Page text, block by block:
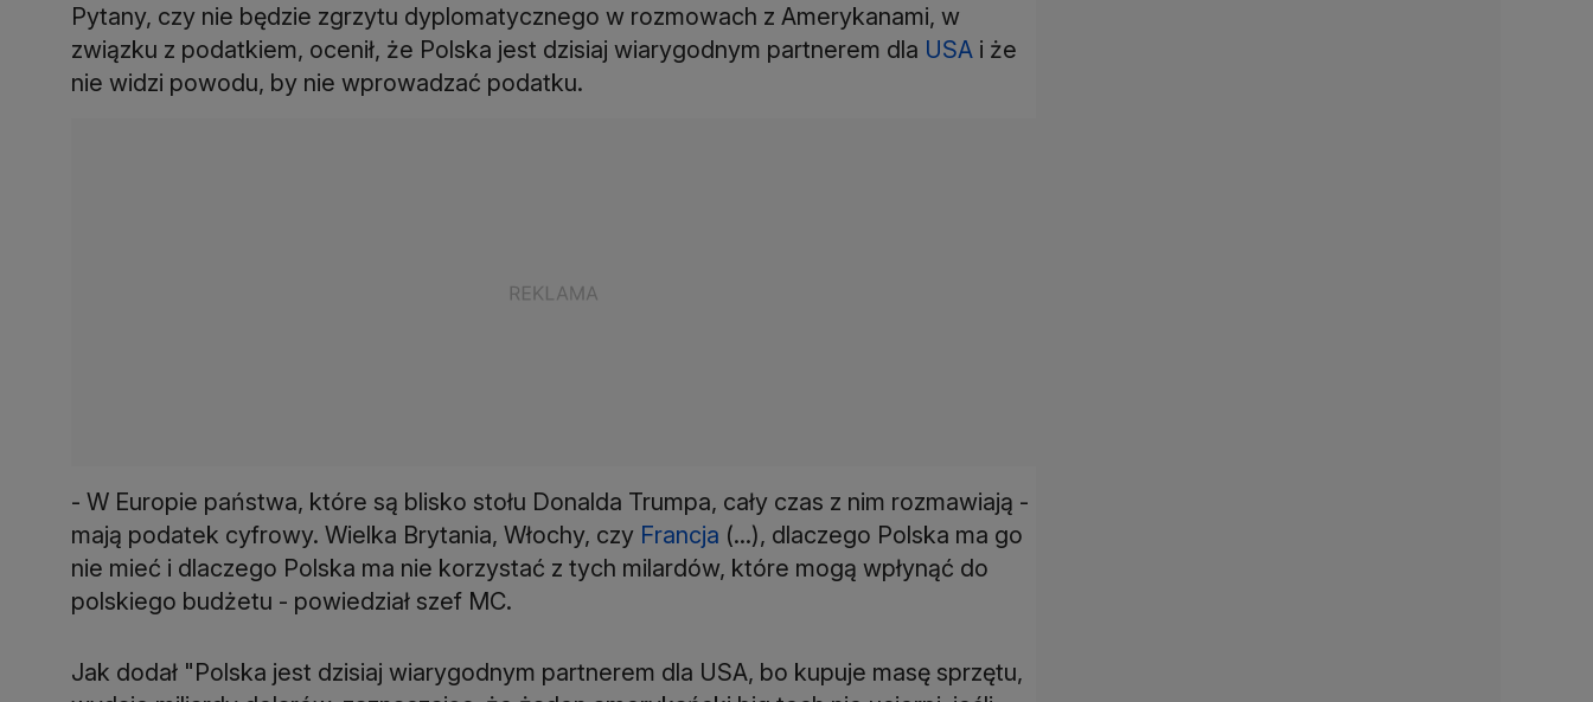
Pytany, czy nie będzie zgrzytu dyplomatycznego w rozmowach z Amerykanami, w
związku z podatkiem, ocenił, że Polska jest dzisiaj wiarygodnym partnerem dla USA i że
nie widzi powodu, by nie wprowadzać podatku.
- W Europie państwa, które są blisko stołu Donalda Trumpa, cały czas z nim rozmawiają -
mają podatek cyfrowy. Wielka Brytania, Włochy, czy Francja (...), dlaczego Polska ma go
nie mieć i dlaczego Polska ma nie korzystać z tych milardów, które mogą wpłynąć do
polskiego budżetu - powiedział szef MC.
Jak dodał "Polska jest dzisiaj wiarygodnym partnerem dla USA, bo kupuje masę sprzętu,